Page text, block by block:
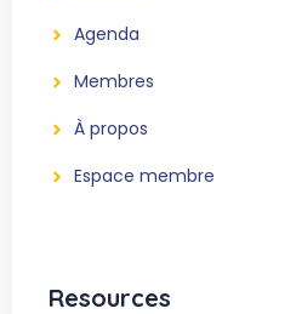
Agenda
Membres
À propos
Espace membre
Resources